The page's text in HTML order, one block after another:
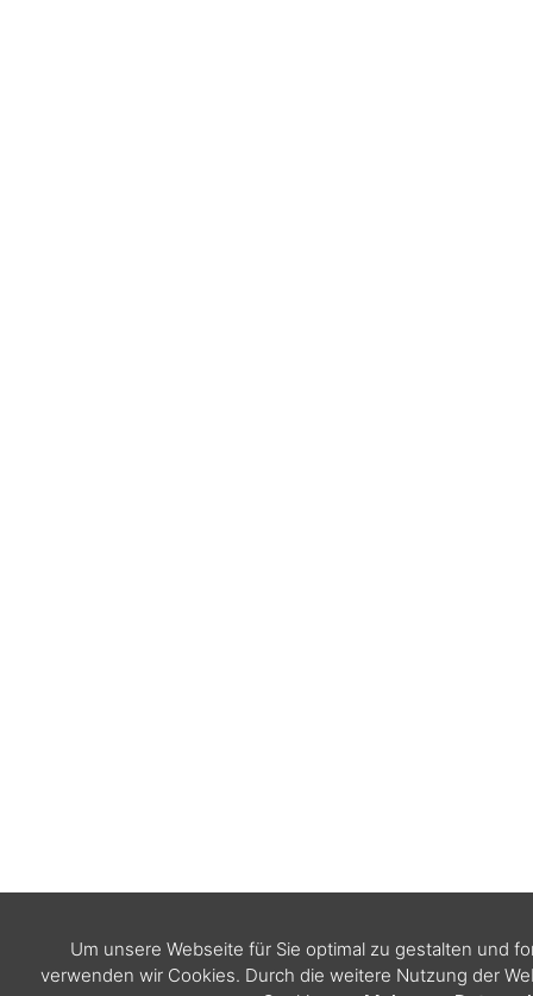
Um unsere Webseite für Sie optimal zu gestalten und
verwenden wir Cookies. Durch die weitere Nutzung der